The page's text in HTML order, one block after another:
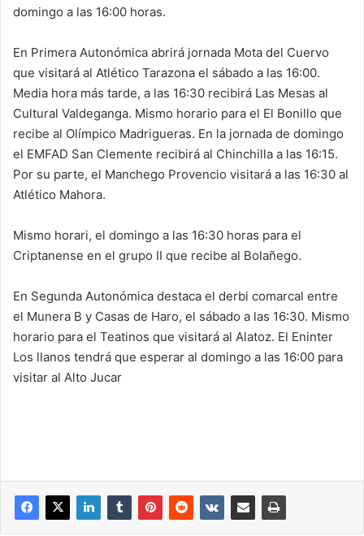
domingo a las 16:00 horas.
En Primera Autonómica abrirá jornada Mota del Cuervo
que visitará al Atlético Tarazona el sábado a las 16:00.
Media hora más tarde, a las 16:30 recibirá Las Mesas al
Cultural Valdeganga. Mismo horario para el El Bonillo que
recibe al Olímpico Madrigueras. En la jornada de domingo
el EMFAD San Clemente recibirá al Chinchilla a las 16:15.
Por su parte, el Manchego Provencio visitará a las 16:30 al
Atlético Mahora.
Mismo horari, el domingo a las 16:30 horas para el
Criptanense en el grupo II que recibe al Bolañego.
En Segunda Autonómica destaca el derbi comarcal entre
el Munera B y Casas de Haro, el sábado a las 16:30. Mismo
horario para el Teatinos que visitará al Alatoz. El Eninter
Los llanos tendrá que esperar al domingo a las 16:00 para
visitar al Alto Jucar